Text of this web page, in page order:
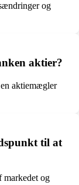
og
aktier?
aktiemægler
til at
markedet og